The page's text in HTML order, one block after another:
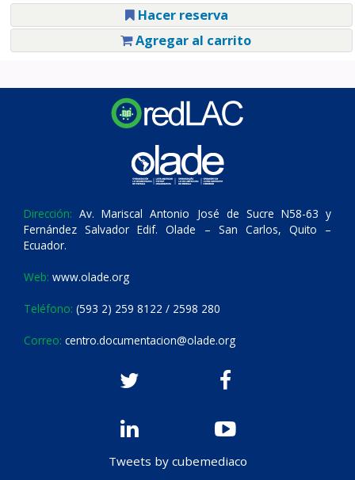
Hacer reserva
Agregar al carrito
Dirección: Av. Mariscal Antonio José de Sucre N58-63 y
Fernández Salvador Edif. Olade – San Carlos, Quito –
Ecuador.
Web: www.olade.org
Teléfono: (593 2) 259 8122 / 2598 280
Correo: centro.documentacion@olade.org
Tweets by cubemediaco